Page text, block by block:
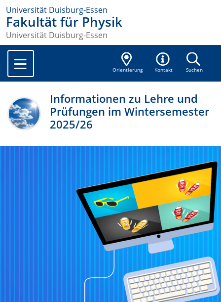
Universität Duisburg-Essen
Fakultät für Physik
Universität Duisburg-Essen
Orientierung Kontakt Suchen
Informationen zu Lehre und
Prüfungen im Wintersemester
2025/26